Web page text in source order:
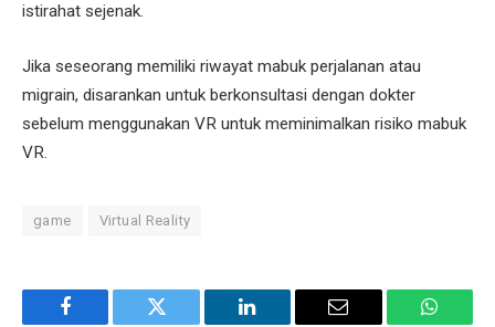
istirahat sejenak.
Jika seseorang memiliki riwayat mabuk perjalanan atau
migrain, disarankan untuk berkonsultasi dengan dokter
sebelum menggunakan VR untuk meminimalkan risiko mabuk
VR.
game Virtual Reality
Facebook Twitter LinkedIn Email